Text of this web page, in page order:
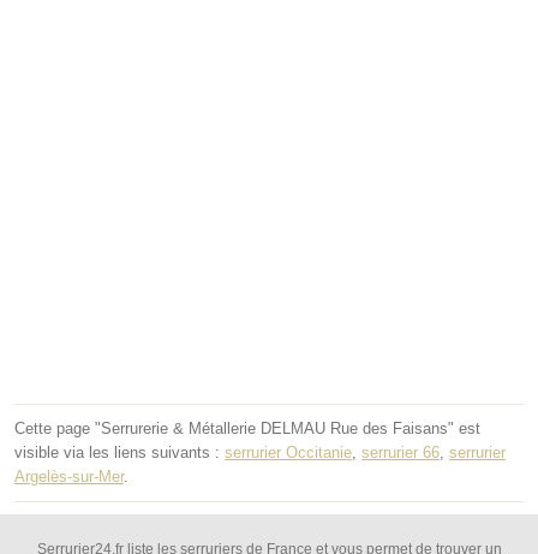
Cette page "Serrurerie & Métallerie DELMAU Rue des Faisans" est
visible via les liens suivants : serrurier Occitanie serrurier 66 serrurier
Argelès-sur-Mer.
Serrurier24.fr liste les serruriers de France et vous permet de trouver un